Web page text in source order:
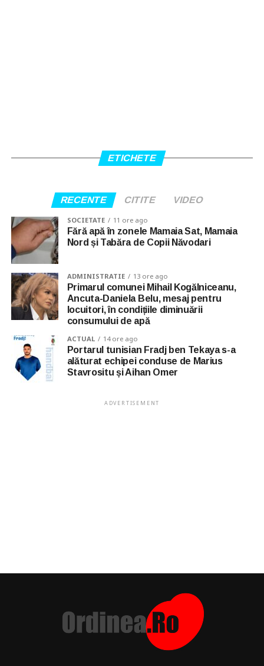
ETICHETE
RECENTE CITITE VIDEO
SOCIETATE 11 ore ago
Fără apă în zonele Mamaia Sat, Mamaia
Nord și Tabăra de Copii Năvodari
ADMINISTRATIE 13 ore ago
Primarul comunei Mihail Kogălniceanu,
Ancuta-Daniela Belu, mesaj pentru
locuitori, în condițiile diminuării
consumului de apă
ACTUAL 14 ore ago
Portarul tunisian Fradj ben Tekaya s-a
alăturat echipei conduse de Marius
Stavrositu și Aihan Omer
ADVERTISEMENT